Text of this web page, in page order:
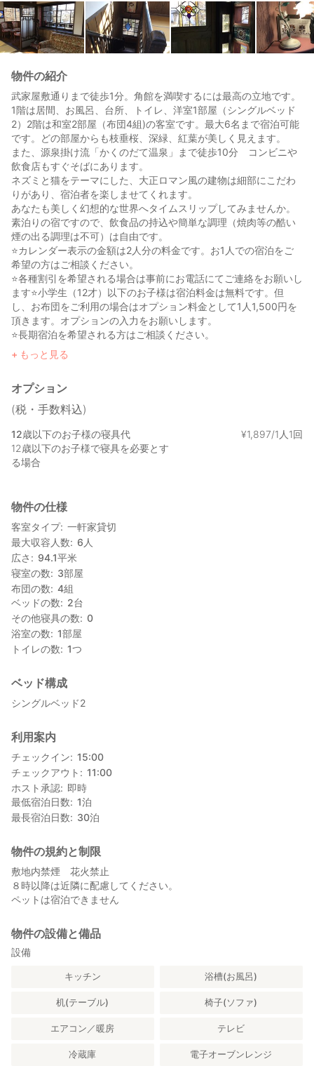
物件の紹介
武家屋敷通りまで徒歩1分。角館を満喫するには最高の立地です。
1階は居間、お風呂、台所、トイレ、洋室1部屋（シングルベッド
2）2階は和室2部屋（布団4組)の客室です。最大6名まで宿泊可能
です。どの部屋からも枝垂桜、深緑、紅葉が美しく見えます。
また、源泉掛け流「かくのだて温泉」まで徒歩10分 コンビニや
飲食店もすぐそばにあります。
ネズミと猫をテーマにした、大正ロマン風の建物は細部にこだわ
りがあり、宿泊者を楽しませてくれます。
あなたも美しく幻想的な世界へタイムスリップしてみませんか。
素泊りの宿ですので、飲食品の持込や簡単な調理（焼肉等の酷い
煙の出る調理は不可）は自由です。
⭐️カレンダー表示の金額は2人分の料金です。お1人での宿泊をご
希望の方はご相談ください。
⭐️各種割引を希望される場合は事前にお電話にてご連絡をお願いし
ます⭐️小学生（12才）以下のお子様は宿泊料金は無料です。但
し、お布団をご利用の場合はオプション料金として1人1,500円を
頂きます。オプションの入力をお願いします。
⭐️長期宿泊を希望される方はご相談ください。
（090−4557−0555 菅原）
✴️冬季間（12月〜3月）は休業します。2027年のご予約は2027年
もっと見る
オプション
(税・手数料込)
12歳以下のお子様の寝具代
12歳以下のお子様で寝具を必要とす
る場合
¥1,897/1人1回
物件の仕様
客室タイプ 一軒家貸切
最大収容人数
6 人
広さ
94.1平米
寝室の数
3部屋
布団の数
4組
ベッドの数
2台
その他寝具の数
0
浴室の数
1部屋
トイレの数
1つ
ベッド構成
シングルベッド2
利用案内
チェックイン
15:00
チェックアウト
11:00
ホスト承認
即時
最低宿泊日数
1泊
最長宿泊日数
30泊
物件の規約と制限
敷地内禁煙 花火禁止
８時以降は近隣に配慮してください。
ペットは宿泊できません
物件の設備と備品
設備
キッチン 浴槽(お風呂)
机(テーブル) 椅子(ソファ)
エアコン／暖房 テレビ
冷蔵庫 電子オーブンレンジ